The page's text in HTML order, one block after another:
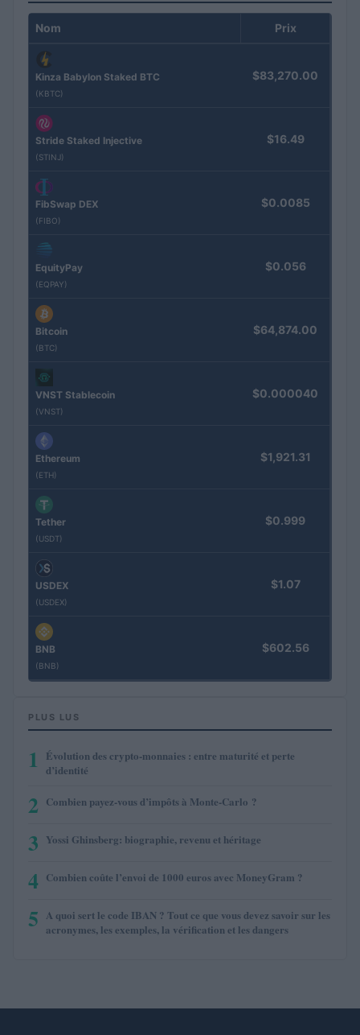
Nom Prix
Kinza Babylon Staked BTC
(KBTC)
$83,270.00
Stride Staked Injective
(STINJ)
$16.49
FibSwap DEX
(FIBO)
$0.0085
EquityPay
(EQPAY)
$0.056
Bitcoin
(BTC)
$64,874.00
VNST Stablecoin
(VNST)
$0.000040
Ethereum
(ETH)
$1,921.31
Tether
(USDT)
$0.999
USDEX
(USDEX)
$1.07
BNB
(BNB)
$602.56
PLUS LUS
1
Évolution des crypto-monnaies : entre maturité et perte
d’identité
2 Combien payez-vous d’impôts à Monte-Carlo ?
3 Yossi Ghinsberg: biographie, revenu et héritage
4 Combien coûte l’envoi de 1000 euros avec MoneyGram ?
5 A quoi sert le code IBAN ? Tout ce que vous devez savoir sur les
acronymes, les exemples, la vérification et les dangers